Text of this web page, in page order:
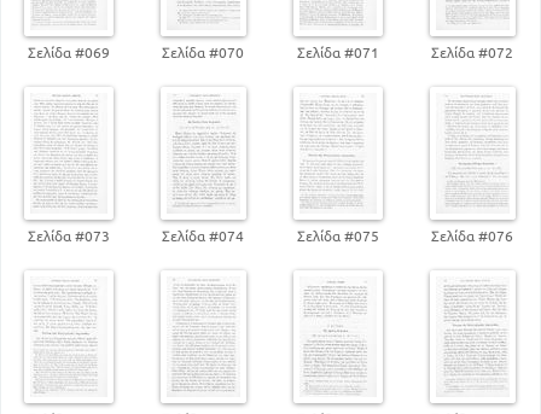
Σελίδα #069 Σελίδα #070 Σελίδα #071 Σελίδα #072
Σελίδα #073 Σελίδα #074 Σελίδα #075 Σελίδα #076